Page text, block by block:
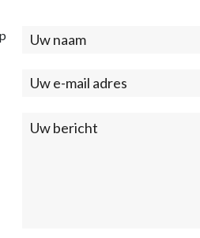
Contact